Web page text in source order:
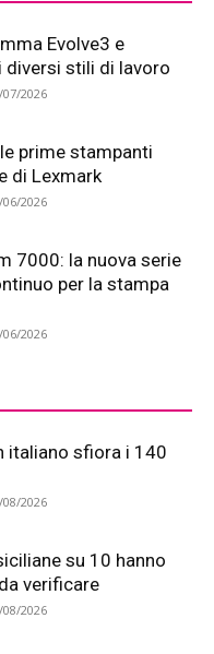
Evolve3 e
stili di lavoro
07/2026
prime stampanti
di Lexmark
06/2026
7000: la nuova serie
per la stampa
06/2026
italiano sfiora i 140
08/2026
su 10 hanno
verificare
08/2026